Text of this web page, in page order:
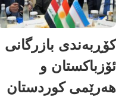
کۆڕبەندی بازرگانی
ئۆزباکستان و
هەرێمی کوردستان